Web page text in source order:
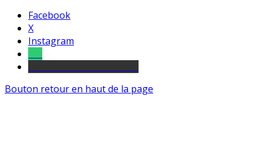
Facebook
X
Instagram
Bouton retour en haut de la page